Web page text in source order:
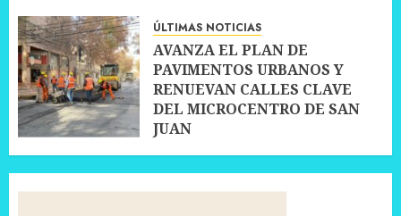
ÚLTIMAS NOTICIAS
AVANZA EL PLAN DE
PAVIMENTOS URBANOS Y
RENUEVAN CALLES CLAVE
DEL MICROCENTRO DE SAN
JUAN